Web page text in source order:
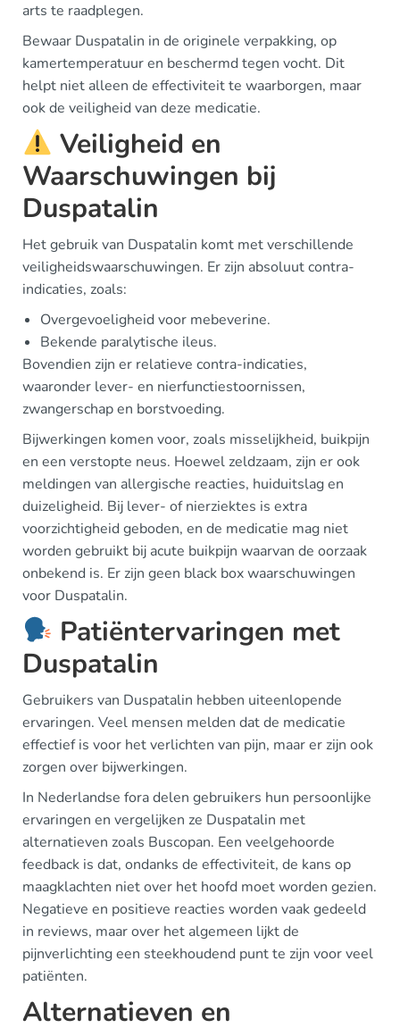
arts te raadplegen.
Bewaar Duspatalin in de originele verpakking, op
kamertemperatuur en beschermd tegen vocht. Dit
helpt niet alleen de effectiviteit te waarborgen, maar
ook de veiligheid van deze medicatie.
Veiligheid en
Waarschuwingen bij
Duspatalin
Het gebruik van Duspatalin komt met verschillende
veiligheidswaarschuwingen. Er zijn absoluut contra-
indicaties, zoals:
Overgevoeligheid voor mebeverine.
Bekende paralytische ileus.
Bovendien zijn er relatieve contra-indicaties,
waaronder lever- en nierfunctiestoornissen,
zwangerschap en borstvoeding.
Bijwerkingen komen voor, zoals misselijkheid, buikpijn
en een verstopte neus. Hoewel zeldzaam, zijn er ook
meldingen van allergische reacties, huiduitslag en
duizeligheid. Bij lever- of nierziektes is extra
voorzichtigheid geboden, en de medicatie mag niet
worden gebruikt bij acute buikpijn waarvan de oorzaak
onbekend is. Er zijn geen black box waarschuwingen
voor Duspatalin.
Patiëntervaringen met
Duspatalin
Gebruikers van Duspatalin hebben uiteenlopende
ervaringen. Veel mensen melden dat de medicatie
effectief is voor het verlichten van pijn, maar er zijn ook
zorgen over bijwerkingen.
In Nederlandse fora delen gebruikers hun persoonlijke
ervaringen en vergelijken ze Duspatalin met
alternatieven zoals Buscopan. Een veelgehoorde
feedback is dat, ondanks de effectiviteit, de kans op
maagklachten niet over het hoofd moet worden gezien.
Negatieve en positieve reacties worden vaak gedeeld
in reviews, maar over het algemeen lijkt de
pijnverlichting een steekhoudend punt te zijn voor veel
patiënten.
Alternatieven en